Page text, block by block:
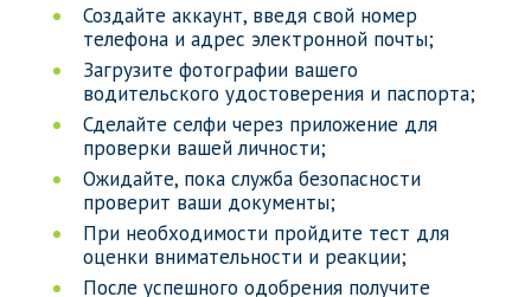
Создайте аккаунт, введя свой номер
телефона и адрес электронной почты;
Загрузите фотографии вашего
водительского удостоверения и паспорта;
Сделайте селфи через приложение для
проверки вашей личности;
Ожидайте, пока служба безопасности
проверит ваши документы;
При необходимости пройдите тест для
оценки внимательности и реакции;
После успешного одобрения получите